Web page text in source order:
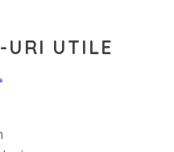
URI UTILE